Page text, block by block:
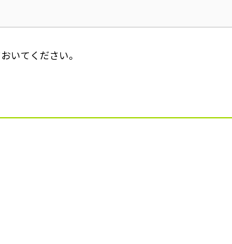
いてください。